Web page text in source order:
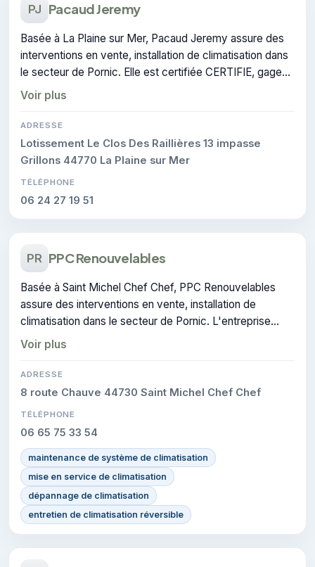
PJ Pacaud Jeremy
Basée à La Plaine sur Mer, Pacaud Jeremy assure des
interventions en vente, installation de climatisation dans
le secteur de Pornic. Elle est certifiée CERTIFIE, gage
de conformité sur les interventions réalisées.
Voir plus
ADRESSE
Lotissement Le Clos Des Raillières 13 impasse
Grillons 44770 La Plaine sur Mer
TÉLÉPHONE
06 24 27 19 51
PR PPC Renouvelables
Basée à Saint Michel Chef Chef, PPC Renouvelables
assure des interventions en vente, installation de
climatisation dans le secteur de Pornic. L'entreprise
dispose de la certification CERTIFIE.
Voir plus
ADRESSE
8 route Chauve 44730 Saint Michel Chef Chef
TÉLÉPHONE
06 65 75 33 54
maintenance de système de climatisation
mise en service de climatisation
dépannage de climatisation
entretien de climatisation réversible